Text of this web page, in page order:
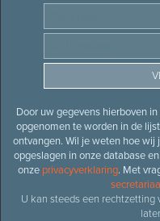
Door uw gegevens hierboven
opgenomen te worden in de
ontvangen. Wil je weten hoe wij
opgeslagen in onze database
onze privacyverklaring. Met
U kan steeds een rechtzetting